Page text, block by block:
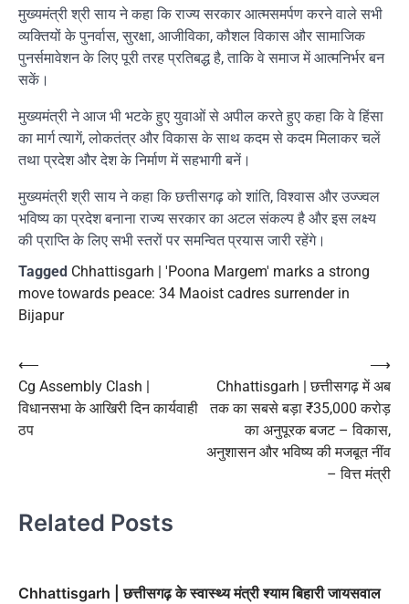
मुख्यमंत्री श्री साय ने कहा कि राज्य सरकार आत्मसमर्पण करने वाले सभी
व्यक्तियों के पुनर्वास, सुरक्षा, आजीविका, कौशल विकास और सामाजिक
पुनर्समावेशन के लिए पूरी तरह प्रतिबद्ध है, ताकि वे समाज में आत्मनिर्भर बन
सकें।
मुख्यमंत्री ने आज भी भटके हुए युवाओं से अपील करते हुए कहा कि वे हिंसा
का मार्ग त्यागें, लोकतंत्र और विकास के साथ कदम से कदम मिलाकर चलें
तथा प्रदेश और देश के निर्माण में सहभागी बनें।
मुख्यमंत्री श्री साय ने कहा कि छत्तीसगढ़ को शांति, विश्वास और उज्ज्वल
भविष्य का प्रदेश बनाना राज्य सरकार का अटल संकल्प है और इस लक्ष्य
की प्राप्ति के लिए सभी स्तरों पर समन्वित प्रयास जारी रहेंगे।
Tagged Chhattisgarh | 'Poona Margem' marks a strong
move towards peace: 34 Maoist cadres surrender in
Bijapur
Post
navigation
⟵
Cg Assembly Clash |
विधानसभा के आखिरी दिन कार्यवाही
ठप
Chhattisgarh | छत्तीसगढ़ में अब
तक का सबसे बड़ा ₹35,000 करोड़
का अनुपूरक बजट – विकास,
अनुशासन और भविष्य की मजबूत नींव
– वित्त मंत्री
⟶
Related Posts
Chhattisgarh | छत्तीसगढ़ के स्वास्थ्य मंत्री श्याम बिहारी जायसवाल